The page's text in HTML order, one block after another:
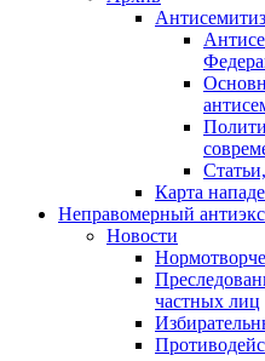
Карта
Неправомерный
Новости
частных лиц